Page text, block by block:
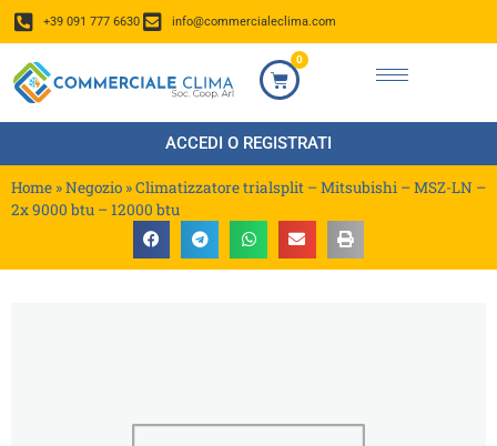
+39 091 777 6630 info@commercialeclima.com
0
ACCEDI O REGISTRATI
Home »Negozio »Climatizzatore trialsplit – Mitsubishi – MSZ-LN –
2x 9000 btu – 12000 btu